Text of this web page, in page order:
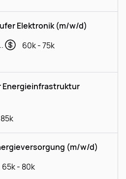
Elektronik (m/w/d)
Freiburg im Breisgau
60k - 75k
Energieinfrastruktur
(m/w/d)
65k - 80k